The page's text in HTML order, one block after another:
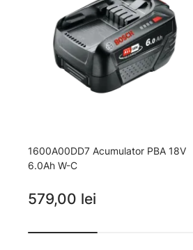
1600A00DD7 Acumulator PBA 18V
6.0Ah W-C
579,00 lei